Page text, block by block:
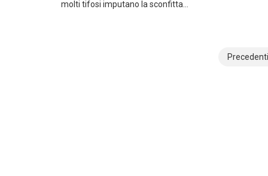
molti tifosi imputano la sconfitta…
Precedenti